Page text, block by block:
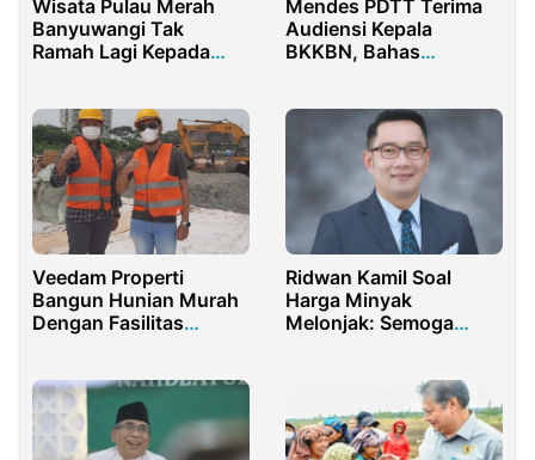
Wisata Pulau Merah
Banyuwangi Tak
Ramah Lagi Kepada
Preman
Mendes PDTT Terima
Audiensi Kepala
BKKBN, Bahas
Veedam Properti
Bangun Hunian Murah
Dengan Fasilitas
Ridwan Kamil Soal
Harga Minyak
Melonjak: Semoga